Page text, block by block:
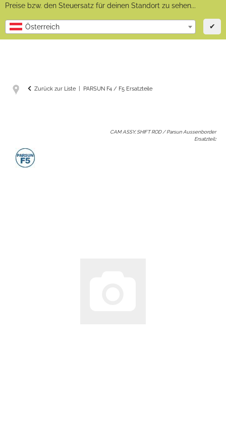
Preise bzw. den Steuersatz für deinen Standort zu sehen...
Österreich ✔
Zurück zur Liste PARSUN F4 / F5 Ersatzteile
CAM ASSY, SHIFT ROD / Parsun Aussenborder
Ersatzteil: